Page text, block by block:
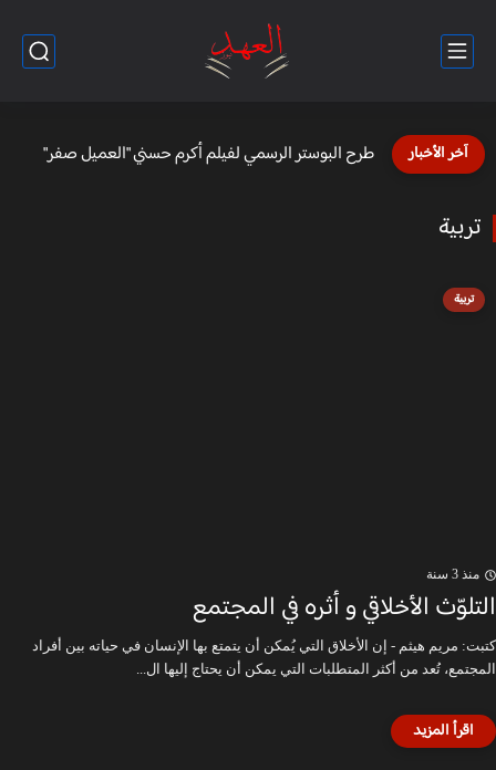
آخر الأخبار كريم عبد العزيز ومنى زكي في "لعب عيال"
تربية
تربية
منذ 3 سنة
التلوّث الأخلاقي و أثره في المجتمع
كتبت: مريم هيثم - إن الأخلاق التي يُمكن أن يتمتع بها الإنسان في حياته بين أفراد
المجتمع، تُعد من أكثر المتطلبات التي يمكن أن يحتاج إليها ال...